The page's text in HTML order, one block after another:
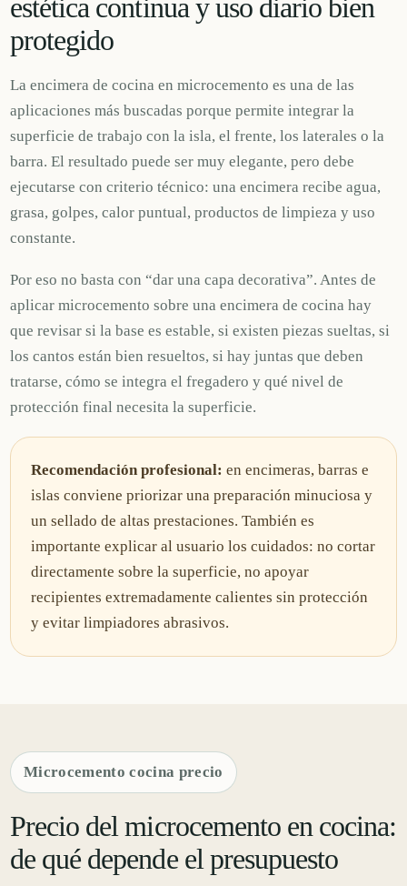
estética continua y uso diario bien
protegido
La encimera de cocina en microcemento es una de las
aplicaciones más buscadas porque permite integrar la
superficie de trabajo con la isla, el frente, los laterales o la
barra. El resultado puede ser muy elegante, pero debe
ejecutarse con criterio técnico: una encimera recibe agua,
grasa, golpes, calor puntual, productos de limpieza y uso
constante.
Por eso no basta con “dar una capa decorativa”. Antes de
aplicar microcemento sobre una encimera de cocina hay
que revisar si la base es estable, si existen piezas sueltas, si
los cantos están bien resueltos, si hay juntas que deben
tratarse, cómo se integra el fregadero y qué nivel de
protección final necesita la superficie.
Recomendación profesional: en encimeras, barras e
islas conviene priorizar una preparación minuciosa y
un sellado de altas prestaciones. También es
importante explicar al usuario los cuidados: no cortar
directamente sobre la superficie, no apoyar
recipientes extremadamente calientes sin protección
y evitar limpiadores abrasivos.
Microcemento cocina precio
Precio del microcemento en cocina:
de qué depende el presupuesto